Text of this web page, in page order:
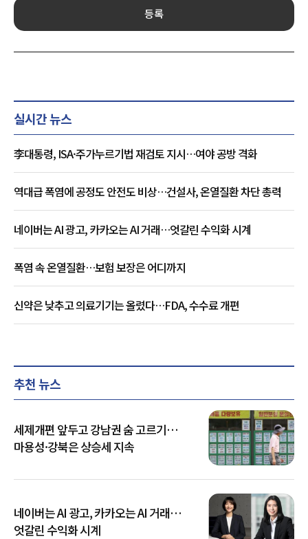
등록
실시간 뉴스
李대통령, ISA·주가누르기법 재검토 지시…여야 공방 격화
역대급 폭염에 공정도 안전도 비상…건설사, 온열질환 차단 총력
네이버는 AI 광고, 카카오는 AI 거래…엇갈린 수익화 시계
폭염 속 온열질환…보험 보장은 어디까지
신약은 낮추고 의료기기는 올렸다…FDA, 수수료 개편
추천 뉴스
세제개편 앞두고 강남권 숨 고르기…
마용성·강북은 상승세 지속
네이버는 AI 광고, 카카오는 AI 거래…
엇갈린 수익화 시계